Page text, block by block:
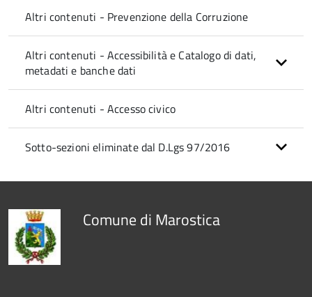
Altri contenuti - Prevenzione della Corruzione
Altri contenuti - Accessibilità e Catalogo di dati,
metadati e banche dati
Altri contenuti - Accesso civico
Sotto-sezioni eliminate dal D.Lgs 97/2016
Comune di Marostica